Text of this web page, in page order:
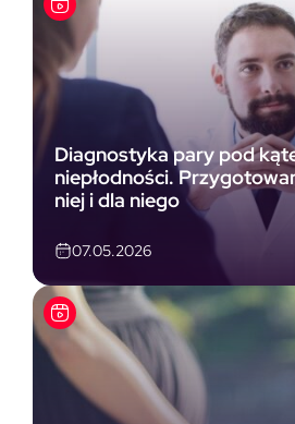
Diagnostyka pary pod
niepłodności.
niej i dla niego
07.05.2026